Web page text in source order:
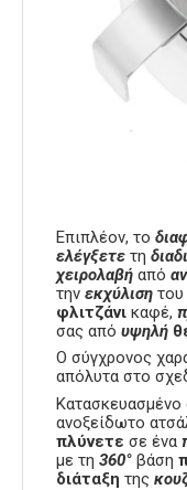
Επιπλέον, το
ελέγξετε τη
χειρολαβή από
την εκχύλιση του
φλιτζάνι καφέ,
σας από υψηλή
Ο σύγχρονος
απόλυτα στο
Κατασκευασμένο
ανοξείδωτο
πλύνετε σε ένα
με τη 360° βάση
διάταξη της